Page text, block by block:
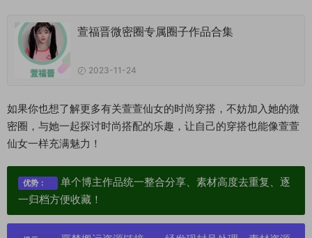
萱福晋微密圈专属圈子作品合集
2023-11-24
如果你也想了解更多有关萱萱仙女的时尚穿搭，不妨加入她的微
密圈，与她一起探讨时尚搭配的乐趣，让自己的穿搭也能像萱萱
仙女一样充满魅力！
优势：
单个博主作品统一整合分享、素材高度去重复、逐
一归档方便收藏！